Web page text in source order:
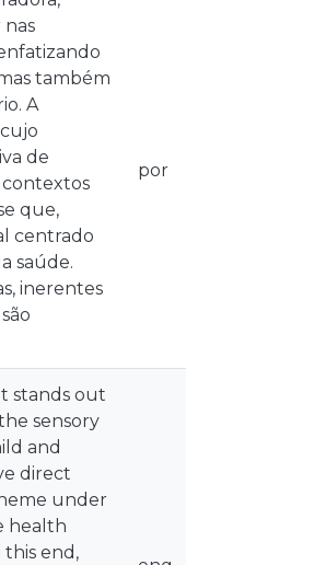
também
A
de
contextos
que,
centrado
saúde.
inerentes
por
stands out
sensory
and
direct
under
health
this end,